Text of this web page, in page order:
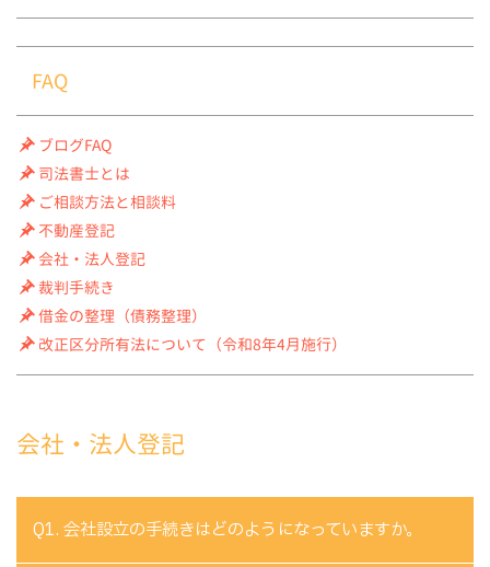
FAQ
ブログFAQ
司法書士とは
ご相談方法と相談料
不動産登記
会社・法人登記
裁判手続き
借金の整理（債務整理）
改正区分所有法について（令和8年4月施行）
会社・法人登記
Q1. 会社設立の手続きはどのようになっていますか。